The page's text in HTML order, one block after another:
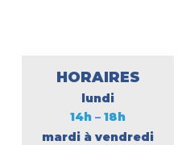
HORAIRES
lundi
14h – 18h
mardi à vendredi